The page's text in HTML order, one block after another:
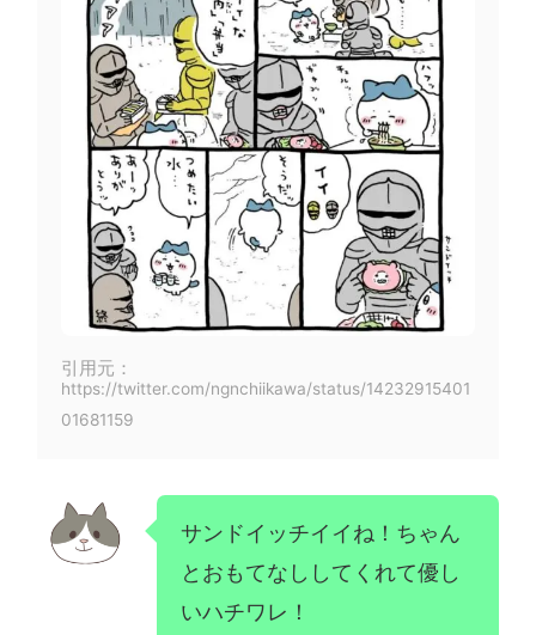
引用元：
https://twitter.com/ngnchiikawa/status/14232915401
01681159
サンドイッチイイね！ちゃん
とおもてなししてくれて優し
いハチワレ！